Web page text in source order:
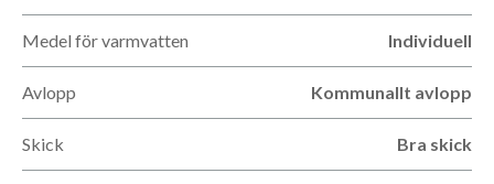
Medel för varmvatten Individuell
Avlopp Kommunallt avlopp
Skick Bra skick